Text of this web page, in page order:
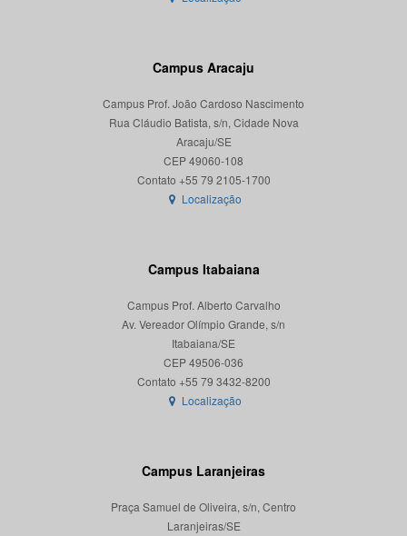
Campus Aracaju
Campus Prof. João Cardoso Nascimento
Rua Cláudio Batista, s/n, Cidade Nova
Aracaju/SE
CEP 49060-108
Localização
Campus Itabaiana
Campus Prof. Alberto Carvalho
Av. Vereador Olímpio Grande, s/n
Itabaiana/SE
CEP 49506-036
Localização
Campus Laranjeiras
Praça Samuel de Oliveira, s/n, Centro
Laranjeiras/SE